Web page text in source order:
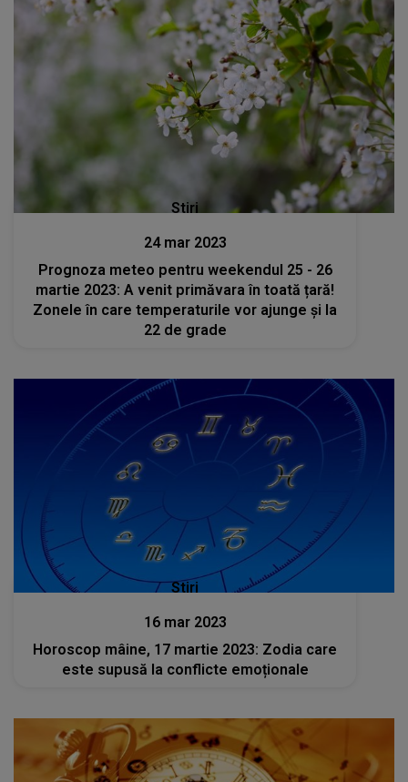
Stiri
24 mar 2023
Prognoza meteo pentru weekendul 25 - 26
martie 2023: A venit primăvara în toată țară!
Zonele în care temperaturile vor ajunge și la
22 de grade
Stiri
16 mar 2023
Horoscop mâine, 17 martie 2023: Zodia care
este supusă la conflicte emoționale